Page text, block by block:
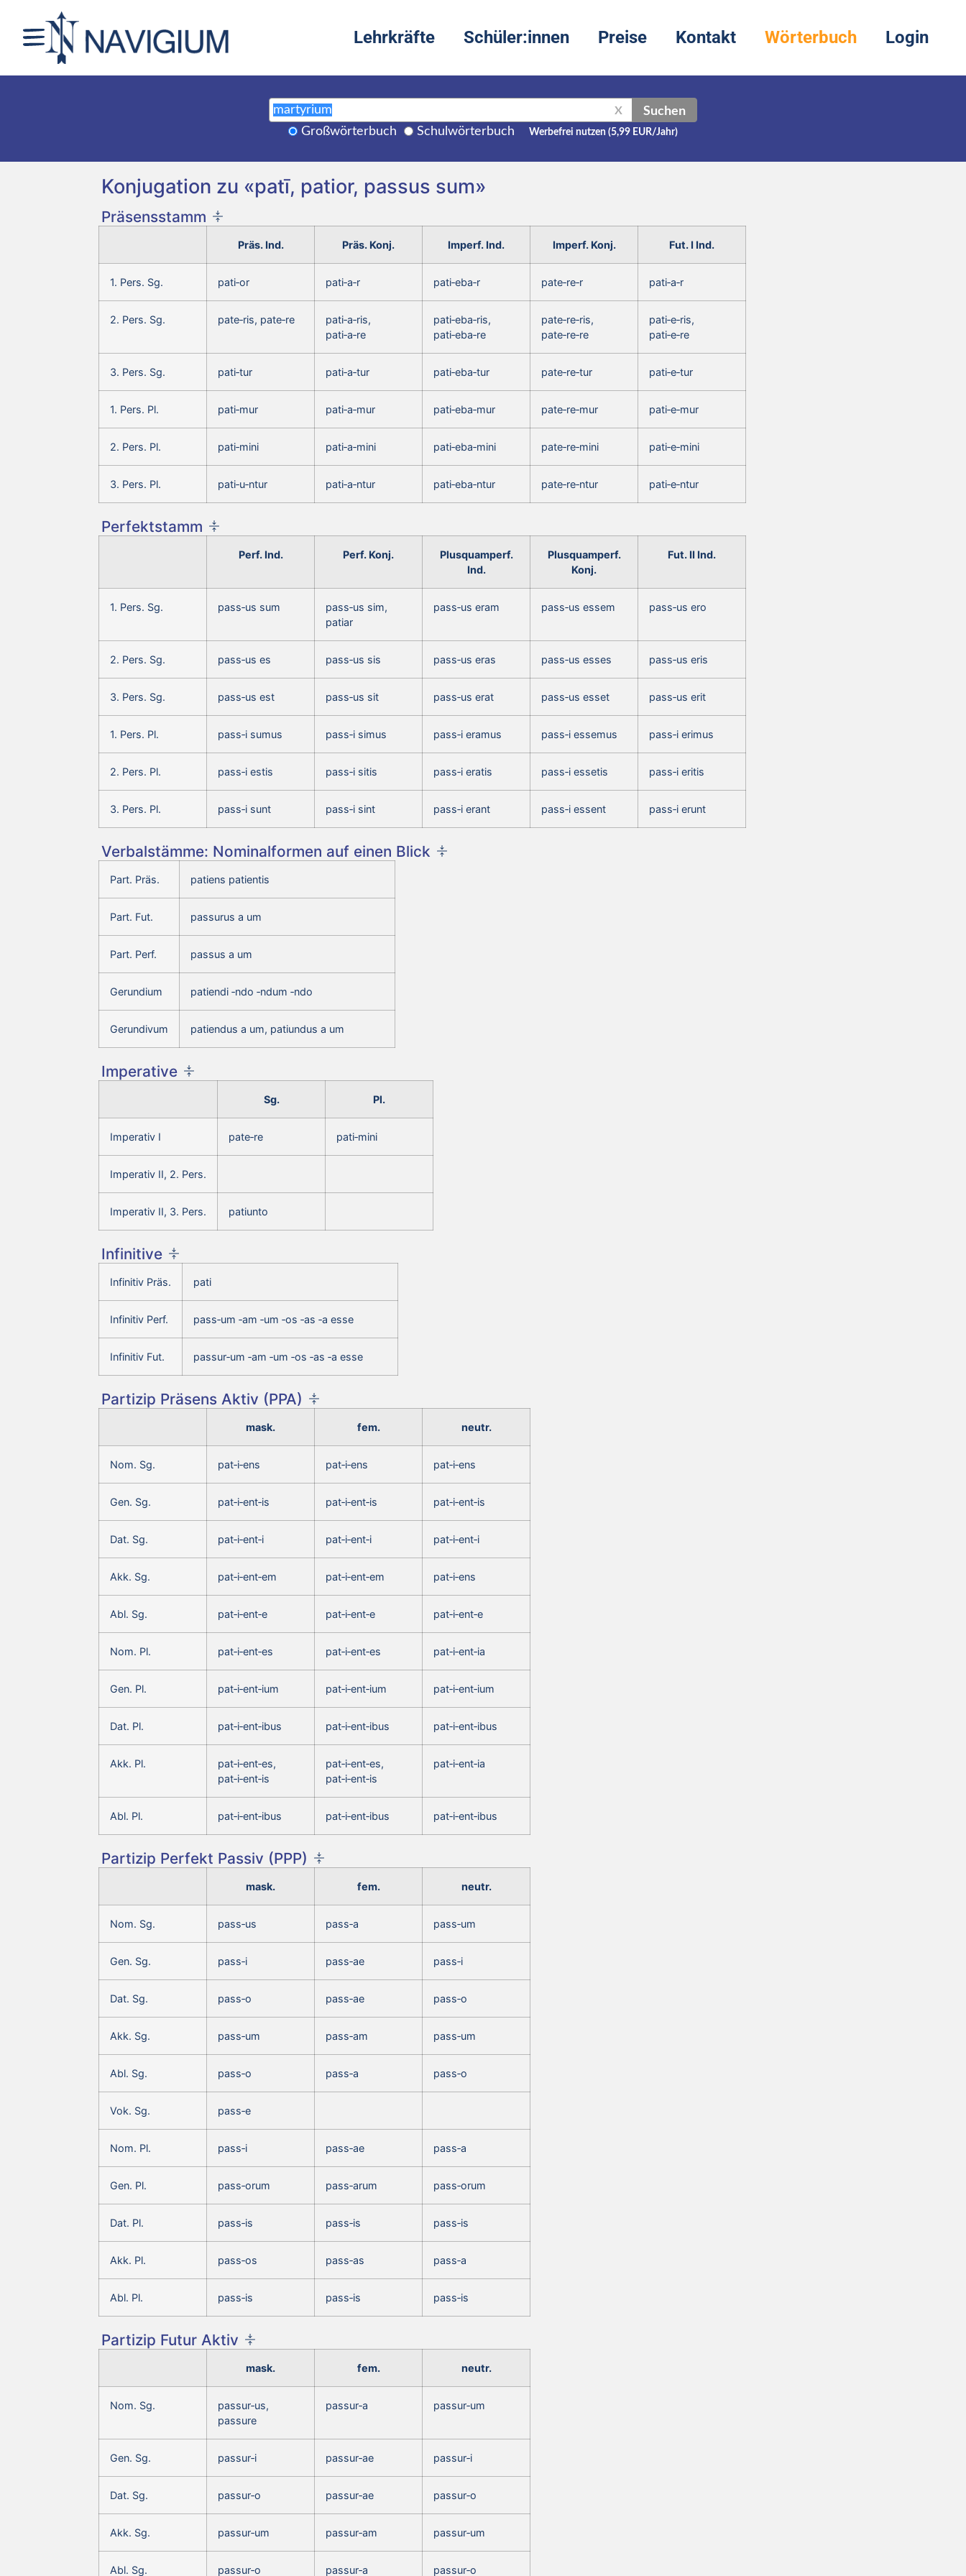
Lehrkräfte Schüler:innen Preise Kontakt Wörterbuch Login
X Suchen
Großwörterbuch Schulwörterbuch Werbefrei nutzen (5,99 EUR/Jahr)
Konjugation zu «patī, patior, passus sum»
Präsensstamm
Präs. Ind. Präs. Konj. Imperf. Ind. Imperf. Konj. Fut. I Ind.
1. Pers. Sg. pati‑or pati‑a‑r pati‑eba‑r pate‑re‑r pati‑a‑r
2. Pers. Sg. pate‑ris, pate‑re
pati‑a‑ris,
pati‑a‑re
pati‑eba‑ris,
pati‑eba‑re
pate‑re‑ris,
pate‑re‑re
pati‑e‑ris,
pati‑e‑re
3. Pers. Sg. pati‑tur pati‑a‑tur pati‑eba‑tur pate‑re‑tur pati‑e‑tur
1. Pers. Pl. pati‑mur pati‑a‑mur pati‑eba‑mur pate‑re‑mur pati‑e‑mur
2. Pers. Pl. pati‑mini pati‑a‑mini pati‑eba‑mini pate‑re‑mini pati‑e‑mini
3. Pers. Pl. pati‑u‑ntur pati‑a‑ntur pati‑eba‑ntur pate‑re‑ntur pati‑e‑ntur
Perfektstamm
Perf. Ind. Perf. Konj.
Plusquamperf.
Ind.
Plusquamperf.
Konj.
Fut. II Ind.
1. Pers. Sg. pass‑us sum
pass‑us sim,
patiar
pass‑us eram pass‑us essem pass‑us ero
2. Pers. Sg. pass‑us es pass‑us sis pass‑us eras pass‑us esses pass‑us eris
3. Pers. Sg. pass‑us est pass‑us sit pass‑us erat pass‑us esset pass‑us erit
1. Pers. Pl. pass‑i sumus pass‑i simus pass‑i eramus pass‑i essemus pass‑i erimus
2. Pers. Pl. pass‑i estis pass‑i sitis pass‑i eratis pass‑i essetis pass‑i eritis
3. Pers. Pl. pass‑i sunt pass‑i sint pass‑i erant pass‑i essent pass‑i erunt
Verbalstämme: Nominalformen auf einen Blick
Part. Präs. patiens patientis
Part. Fut. passurus a um
Part. Perf. passus a um
Gerundium patiendi ‑ndo ‑ndum ‑ndo
Gerundivum patiendus a um, patiundus a um
Imperative
Sg. Pl.
Imperativ I pate‑re pati‑mini
Imperativ II, 2. Pers.
Imperativ II, 3. Pers. patiunto
Infinitive
Infinitiv Präs. pati
Infinitiv Perf. pass‑um ‑am ‑um ‑os ‑as ‑a esse
Infinitiv Fut. passur‑um ‑am ‑um ‑os ‑as ‑a esse
Partizip Präsens Aktiv (PPA)
mask. fem. neutr.
Nom. Sg. pat‑i‑ens pat‑i‑ens pat‑i‑ens
Gen. Sg. pat‑i‑ent‑is pat‑i‑ent‑is pat‑i‑ent‑is
Dat. Sg. pat‑i‑ent‑i pat‑i‑ent‑i pat‑i‑ent‑i
Akk. Sg. pat‑i‑ent‑em pat‑i‑ent‑em pat‑i‑ens
Abl. Sg. pat‑i‑ent‑e pat‑i‑ent‑e pat‑i‑ent‑e
Nom. Pl. pat‑i‑ent‑es pat‑i‑ent‑es pat‑i‑ent‑ia
Gen. Pl. pat‑i‑ent‑ium pat‑i‑ent‑ium pat‑i‑ent‑ium
Dat. Pl. pat‑i‑ent‑ibus pat‑i‑ent‑ibus pat‑i‑ent‑ibus
Akk. Pl.
pat‑i‑ent‑es,
pat‑i‑ent‑is
pat‑i‑ent‑es,
pat‑i‑ent‑is
pat‑i‑ent‑ia
Abl. Pl. pat‑i‑ent‑ibus pat‑i‑ent‑ibus pat‑i‑ent‑ibus
Partizip Perfekt Passiv (PPP)
mask. fem. neutr.
Nom. Sg. pass‑us pass‑a pass‑um
Gen. Sg. pass‑i pass‑ae pass‑i
Dat. Sg. pass‑o pass‑ae pass‑o
Akk. Sg. pass‑um pass‑am pass‑um
Abl. Sg. pass‑o pass‑a pass‑o
Vok. Sg. pass‑e
Nom. Pl. pass‑i pass‑ae pass‑a
Gen. Pl. pass‑orum pass‑arum pass‑orum
Dat. Pl. pass‑is pass‑is pass‑is
Akk. Pl. pass‑os pass‑as pass‑a
Abl. Pl. pass‑is pass‑is pass‑is
Partizip Futur Aktiv
mask. fem. neutr.
Nom. Sg.
passur‑us,
passure
passur‑a passur‑um
Gen. Sg. passur‑i passur‑ae passur‑i
Dat. Sg. passur‑o passur‑ae passur‑o
Akk. Sg. passur‑um passur‑am passur‑um
Abl. Sg. passur‑o passur‑a passur‑o